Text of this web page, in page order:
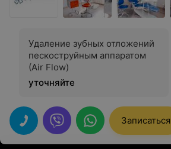
Удаление зубных отложений
пескоструйным аппаратом
(Air Flow)
уточняйте
Записаться